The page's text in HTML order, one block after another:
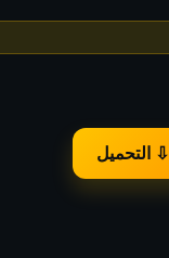
⇩ التحميل